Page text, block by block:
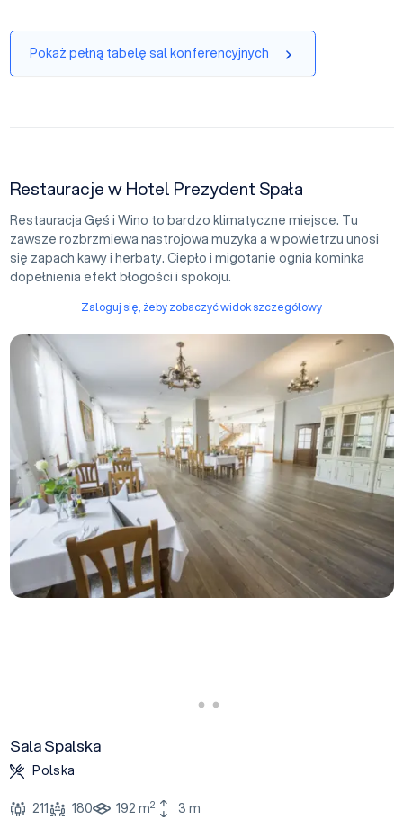
Pokaż pełną tabelę sal konferencyjnych
Restauracje w Hotel Prezydent Spała
Restauracja Gęś i Wino to bardzo klimatyczne miejsce. Tu
zawsze rozbrzmiewa nastrojowa muzyka a w powietrzu unosi
się zapach kawy i herbaty. Ciepło i migotanie ognia kominka
dopełnienia efekt błogości i spokoju.
Zaloguj się, żeby zobaczyć widok szczegółowy
Sala Spalska
Polska
211 180 192 m2 3 m